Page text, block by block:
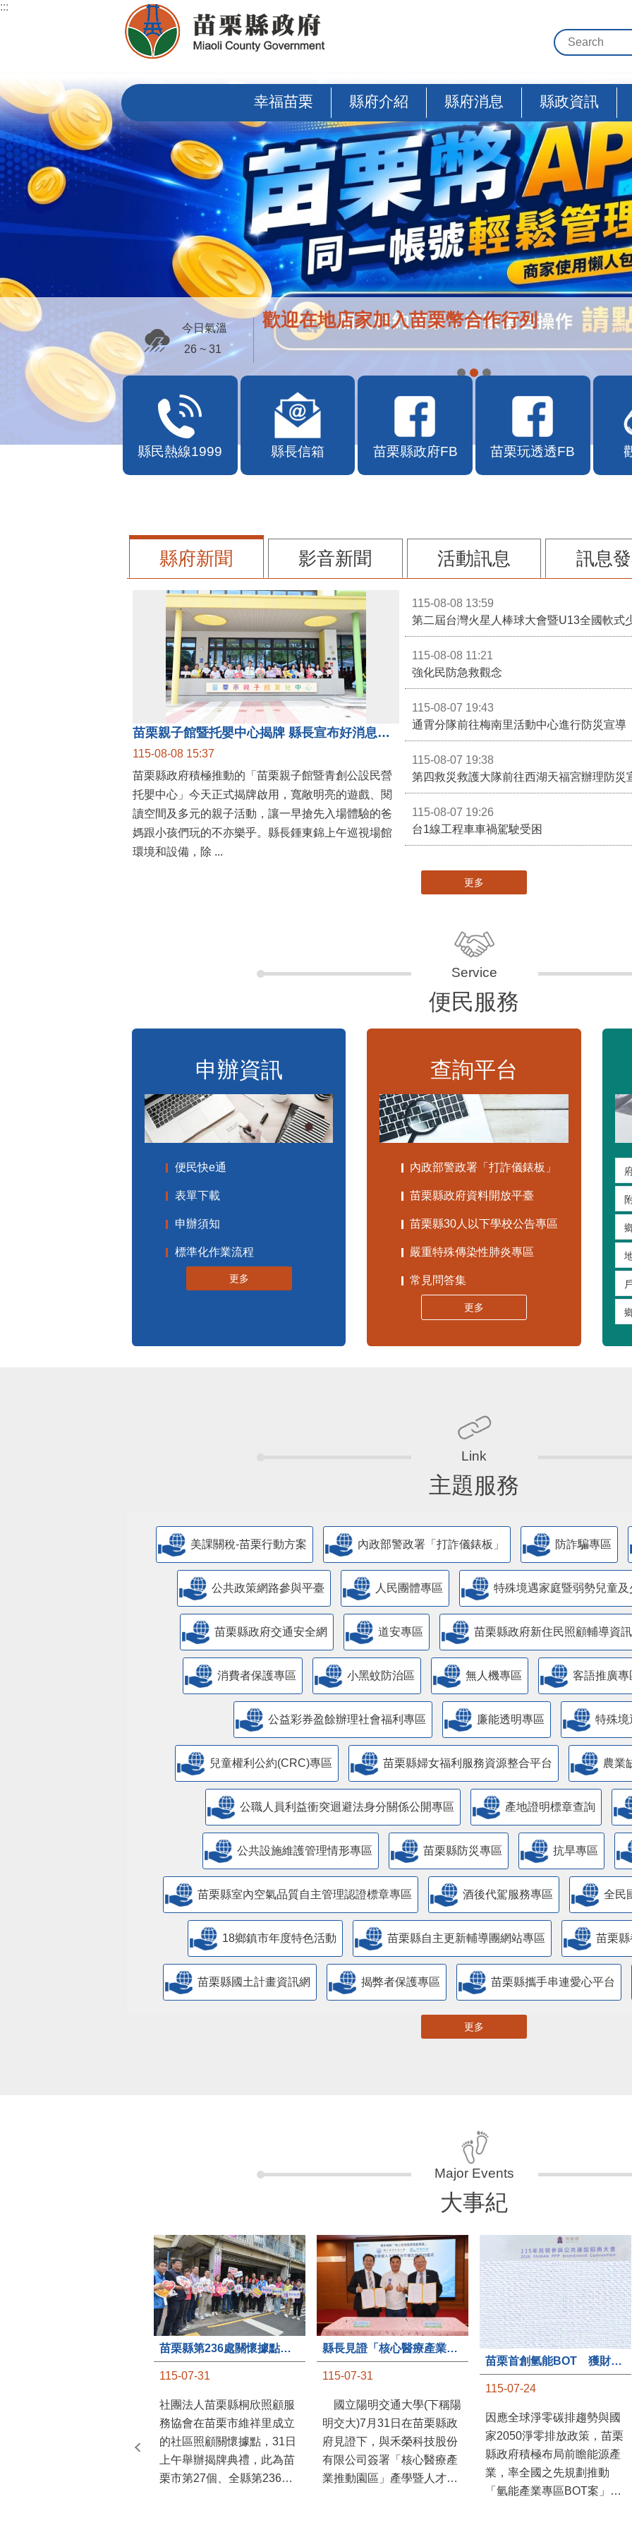
跳到主要內容區塊
:::
幸福苗栗 縣府介紹 縣府消息 縣政資訊
歡迎在地店家加入苗栗幣合作行列
今日氣溫
26 ~ 31
縣民熱線1999 縣長信箱 苗栗縣政府FB 苗栗玩透透FB
縣府新聞 影音新聞 活動訊息 訊息
苗栗親子館暨托嬰中心揭牌 縣長宣布好消息：9月1日起調降臨時托嬰費用
115-08-08 15:37
苗栗縣政府積極推動的「苗栗親子館暨青創公設民營
托嬰中心」今天正式揭牌啟用，寬敞明亮的遊戲、閱
讀空間及多元的親子活動，讓一早搶先入場體驗的爸
媽跟小孩們玩的不亦樂乎。縣長鍾東錦上午巡視場館
115-08-08 13:59
第二屆台灣火星人棒球大會暨U13全國軟式
115-08-08 11:21
強化民防急救觀念
115-08-07 19:43
通霄分隊前往梅南里活動中心進行防災宣導
115-08-07 19:38
第四救災救護大隊前往西湖天福宮辦理防災
115-08-07 19:26
台1線工程車車禍駕駛受困
更多
便民服務
申辦資訊
便民快e通
表單下載
申辦須知
標準化作業流程
更多
查詢平台
內政部警政署「打詐儀錶板」
苗栗縣政府資料開放平臺
苗栗縣30人以下學校公告專區
嚴重特殊傳染性肺炎專區
常見問答集
更多
主題服務
美課關稅-苗栗行動方案 內政部警政署「打詐儀錶板」 防詐騙專區
公共政策網路參與平臺 人民團體專區 特殊境遇家庭暨弱勢兒童
苗栗縣政府交通安全網 道安專區 苗栗縣政府新住民照顧輔導資
消費者保護專區 小黑蚊防治區 無人機專區 客語推廣專
公益彩券盈餘辦理社會福利專區 廉能透明專區 特殊境
兒童權利公約(CRC)專區 苗栗縣婦女福利服務資源整合平台 農業
公職人員利益衝突迴避法身分關係公開專區 產地證明標章查詢
​公共設施維護管理情形專區 苗栗縣防災專區 抗旱專區
苗栗縣室內空氣品質自主管理認證標章專區 酒後代駕服務專區 全民
18鄉鎮市年度特色活動 苗栗縣自主更新輔導團網站專區 苗栗
苗栗縣國土計畫資訊網 揭弊者保護專區 苗栗縣攜手串連愛心平台
更多
大事紀
苗栗縣第236處關懷據點在苗栗市維祥里揭牌
115-07-31
社團法人苗栗縣桐欣照顧服
務協會在苗栗市維祥里成立
的社區照顧關懷據點，31日
上午舉辦揭牌典禮，此為苗
栗市第27個、全縣第236處
115-07-31
國立陽明交通大學(下稱陽
明交大)7月31日在苗栗縣政
府見證下，與禾榮科技股份
有限公司簽署「核心醫療產
業推動園區」產學暨人才培
苗栗首創氫能BOT 獲財政部「突破之翼」肯定
115-07-24
因應全球淨零碳排趨勢與國
家2050淨零排放政策，苗栗
縣政府積極布局前瞻能源產
業，率全國之先規劃推動
「氫能產業專區BOT案」，